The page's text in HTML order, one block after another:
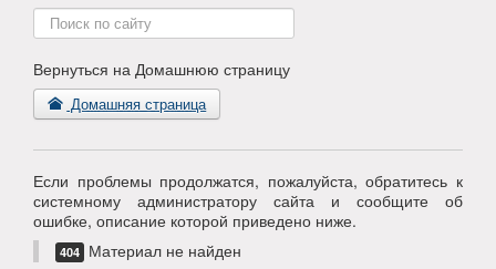
Поиск
по
Вернуться на Домашнюю страницу
Домашняя страница
Если проблемы продолжатся, пожалуйста, обратитесь к
системному администратору сайта и сообщите об
ошибке, описание которой приведено ниже.
404 Материал не найден